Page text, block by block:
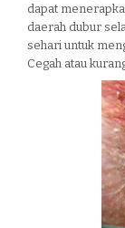
dapat
daerah dubur
sehari untuk
Cegah atau